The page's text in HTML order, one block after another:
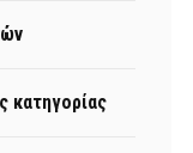
κατηγορίας